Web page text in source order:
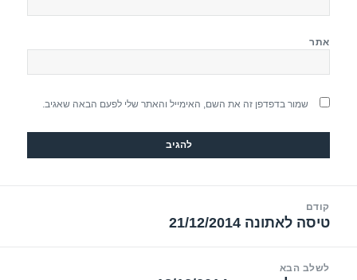
אתר
שמור בדפדפן זה את השם, האימייל והאתר שלי לפעם הבאה שאגיב.
קודם
הפוסט
טיסה לאתונה 21/12/2014
לשלב הבא